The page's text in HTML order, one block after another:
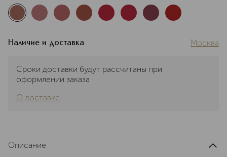
Наличие и доставка Москва
Сроки доставки будут рассчитаны при
оформлении заказа
О доставке
Описание